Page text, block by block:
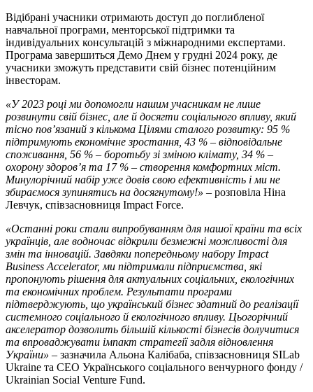
Відібрані учасники отримають доступ до поглибленої
навчальної програми, менторської підтримки та
індивідуальних консультацій з міжнародними експертами.
Програма завершиться Демо Днем у грудні 2024 року, де
учасники зможуть представити свій бізнес потенційним
інвесторам.
«У 2023 році ми допомогли нашим учасникам не лише
розвинути свій бізнес, але й досягти соціального впливу, який
тісно пов’язаний з кількома Цілями сталого розвитку: 95 %
підтримують економічне зростання, 43 % – відповідальне
споживання, 56 % – боротьбу зі зміною клімату, 34 % –
охорону здоров’я та 17 % – створення комфортних міст.
Минулорічний набір уже довів свою ефективність і ми не
збираємося зупинятись на досягнутому!» – розповіла Ніна
Левчук, співзасновниця Impact Force.
«Останні роки стали випробуванням для нашої країни та всіх
українців, але водночас відкрили безмежні можливості для
змін та інновацій. Завдяки попередньому набору Impact
Business Accelerator, ми підтримали підприємства, які
пропонують рішення для актуальних соціальних, екологічних
та економічних проблем. Результати програми
підтверджують, що український бізнес здатний до реалізації
системного соціального й екологічного впливу. Цьогорічний
акселератор дозволить більшій кількості бізнесів долучитися
та впроваджувати імпакт стратегії задля відновлення
України» – зазначила Альона Калібаба, співзасновниця SILab
Ukraine та СЕО Українського соціального венчурного фонду /
Ukrainian Social Venture Fund.